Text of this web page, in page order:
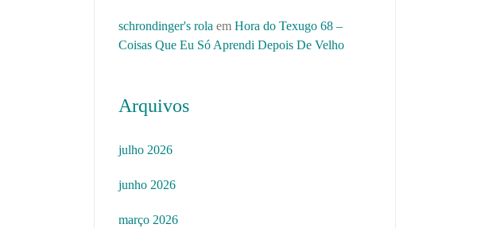
schrondinger's rola em Hora do Texugo 68 –
Coisas Que Eu Só Aprendi Depois De Velho
Arquivos
julho 2026
junho 2026
março 2026